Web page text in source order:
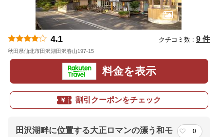
4.1 クチコミ数 : 9 件
秋田県仙北市田沢湖田沢春山197-15
料金を表示
割引クーポンをチェック
田沢湖畔に位置する大正ロマンの漂う和モ
0